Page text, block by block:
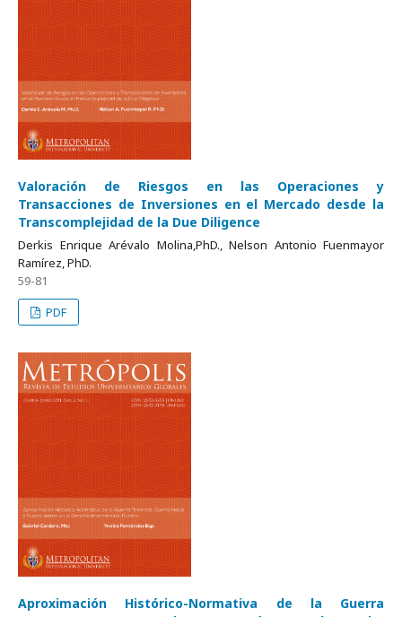
Valoración de Riesgos en las Operaciones y
Transacciones de Inversiones en el Mercado desde la
Transcomplejidad de la Due Diligence
Derkis Enrique Arévalo Molina,PhD., Nelson Antonio Fuenmayor
Ramírez, PhD.
59-81
PDF
Aproximación Histórico-Normativa de la Guerra